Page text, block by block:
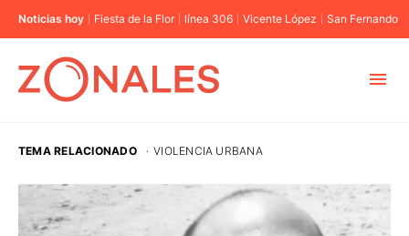
Noticias hoy Fiesta de la Flor línea 306 Vicente López San Fernando
CABA
TEMA RELACIONADO · VIOLENCIA URBANA